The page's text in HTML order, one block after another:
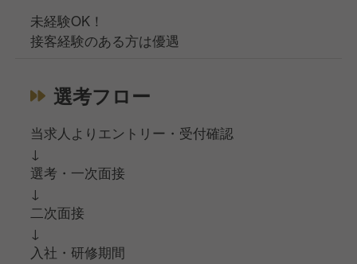
未経験OK！
接客経験のある方は優遇
選考フロー
当求人よりエントリー・受付確認
↓
選考・一次面接
↓
二次面接
↓
入社・研修期間